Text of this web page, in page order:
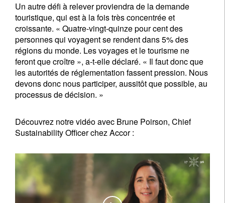
Un autre défi à relever proviendra de la demande
touristique, qui est à la fois très concentrée et
croissante. « Quatre-vingt-quinze pour cent des
personnes qui voyagent se rendent dans 5% des
régions du monde. Les voyages et le tourisme ne
feront que croître », a-t-elle déclaré. « Il faut donc que
les autorités de réglementation fassent pression. Nous
devons donc nous participer, aussitôt que possible, au
processus de décision. »
Découvrez notre vidéo avec Brune Poirson, Chief
Sustainability Officer chez Accor :